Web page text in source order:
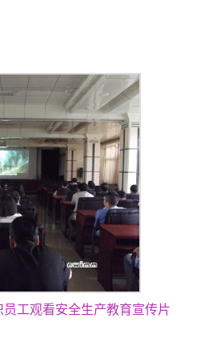
员工观看安全生产教育宣传片